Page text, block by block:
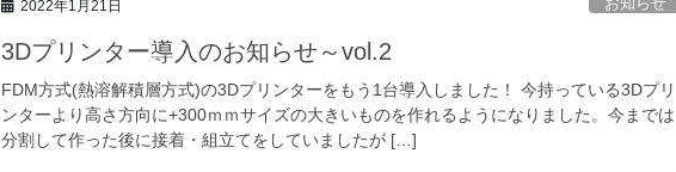
2022年1月21日
3Dプリンター導入のお知らせ～vol.2
FDM方式(熱溶解積層方式)の3Dプリンターをもう1台導入しました！ 今持っている3Dプリ
ンターより高さ方向に+300ｍｍサイズの大きいものを作れるようになりました。今までは
分割して作った後に接着・組立てをしていましたが […]